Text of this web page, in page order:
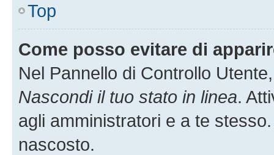
Top
Come posso evitare di
Nel Pannello di Controllo
Nascondi il tuo stato in linea.
agli amministratori e a te
nascosto.